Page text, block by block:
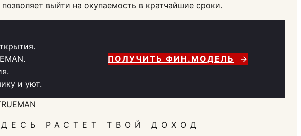
выйти на окупаемость в кратчайшие сроки.
и уют.
ПОЛУЧИТЬ ФИН.МОДЕЛЬ
РАСТЕТ ТВОЙ ДОХОД